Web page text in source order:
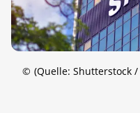
© (Quelle: Shutterstock